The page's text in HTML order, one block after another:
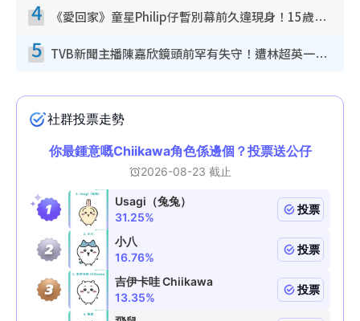
4 《愛回家》童星Philip仔暫別幕前久違現身！15歲近況暴風長高蛻變帥氣少男
5 TVB新聞主播陳嘉欣鏡頭前罕有失守！遭林超英一句說話突襲嚇親當場大笑